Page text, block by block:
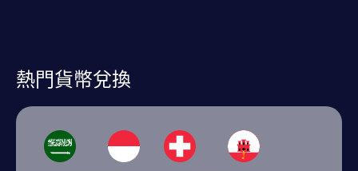
熱門貨幣兌換